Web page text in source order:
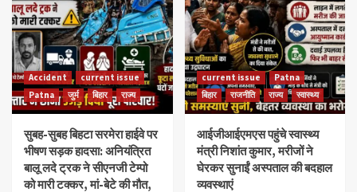
Accident
current issue
Patna
जुर्म बिहार राज्य
सुबह-सुबह बिहटा सरमेरा हाईवे पर
भीषण सड़क हादसा: अनियंत्रित
बालू लदे ट्रक ने सीएनजी टेम्पो
को मारी टक्कर, मां-बेटे की मौत,
current issue
Patna
बिहार
राजनीति राज्य स्वास्थ्य
आईजीआईएमएस पहुंचे स्वास्थ्य
मंत्री निशांत कुमार, मरीजों ने
घेरकर सुनाईं अस्पताल की बदहाल
व्यवस्थाएं